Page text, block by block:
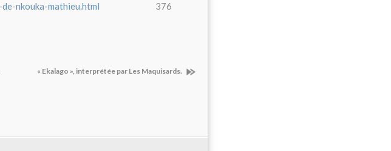
nkouka-mathieu.html 376
« Ekalago », interprétée par Les Maquisards.